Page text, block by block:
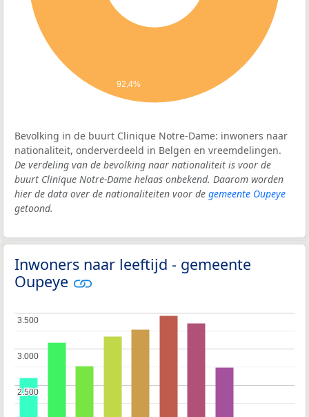
92,4%
Bevolking in de buurt Clinique Notre-Dame: inwoners naar
nationaliteit, onderverdeeld in Belgen en vreemdelingen.
De verdeling van de bevolking naar nationaliteit is voor de
buurt Clinique Notre-Dame helaas onbekend. Daarom worden
hier de data over de nationaliteiten voor de gemeente Oupeye
getoond.
Inwoners naar leeftijd - gemeente
Oupeye
2.500
2.500
3.000
3.000
3.500
3.500